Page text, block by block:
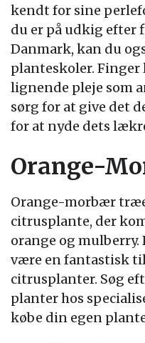
kendt for sine
du er på udkig efter
Danmark, kan du
planteskoler.
lignende pleje som
sørg for at give det
for at nyde dets
Orange-
Orange-morbær
citrusplante, der
orange og
være en fantastisk
citrusplanter. Søg
planter hos
købe din egen